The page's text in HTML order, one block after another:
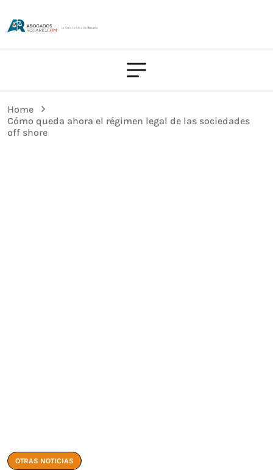
Home
Cómo queda ahora el régimen legal de las sociedades
off shore
OTRAS NOTICIAS